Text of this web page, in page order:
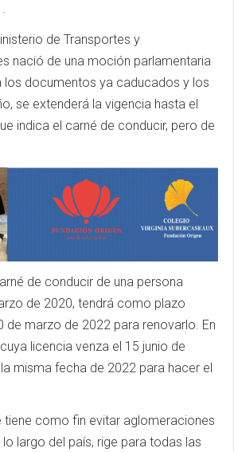
de Transportes y
nació de una moción parlamentaria
los documentos ya caducados y los
se extenderá la vigencia hasta el
indica el carné de conducir, pero de
de conducir de una persona
de 2020, tendrá como plazo
de marzo de 2022 para renovarlo. En
licencia venza el 15 junio de
misma fecha de 2022 para hacer el
tiene como fin evitar aglomeraciones
largo del país, rige para todas las